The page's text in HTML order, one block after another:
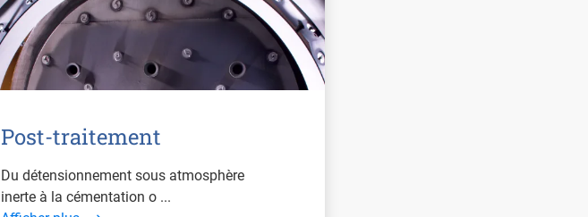
Post-traitement
Du détensionnement sous atmosphère
inerte à la cémentation o ...